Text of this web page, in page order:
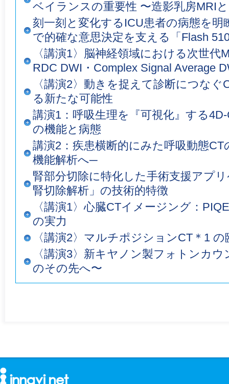
ベイランスの重要性 〜造影乳房MRI
刻一刻と変化するICU患者の病態を明
で的確な意思決定を支える「Flash
〈講演1〉脳神経領域における次世代
RDC DWI・Complex Signal Average
〈講演2〉動きを捉えて診断につな
る新たな可能性
講演1：呼吸生理を『可視化』する
の機能と病態
講演2：疾患横断的にみた呼吸動態
機能解析へ─
腎部分切除に特化した手術支援アプ
腎切除解析」の技術的特徴
〈講演1〉心臓CTイメージング：
の実力
〈講演2〉マルチポジションCT＊1
〈講演3〉新キヤノン製フォトンカ
のその先へ〜